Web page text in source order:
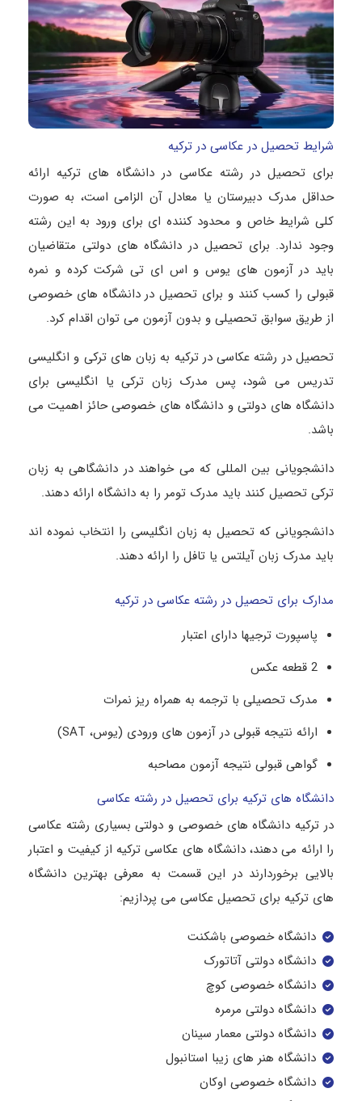
شرایط تحصیل در عکاسی در ترکیه
برای تحصیل در رشته عکاسی در دانشگاه های ترکیه ارائه
حداقل مدرک دبیرستان یا معادل آن الزامی است، به صورت
کلی شرایط خاص و محدود کننده ای برای ورود به این رشته
وجود ندارد. برای تحصیل در دانشگاه های دولتی متقاضیان
باید در آزمون های یوس و اس ای تی شرکت کرده و نمره
قبولی را کسب کنند و برای تحصیل در دانشگاه های خصوصی
از طریق سوابق تحصیلی و بدون آزمون می توان اقدام کرد.
تحصیل در رشته عکاسی در ترکیه به زبان های ترکی و انگلیسی
تدریس می شود، پس مدرک زبان ترکی یا انگلیسی برای
دانشگاه های دولتی و دانشگاه های خصوصی حائز اهمیت می
باشد.
دانشجویانی بین المللی که می خواهند در دانشگاهی به زبان
ترکی تحصیل کنند باید مدرک تومر را به دانشگاه ارائه دهند.
دانشجویانی که تحصیل به زبان انگلیسی را انتخاب نموده اند
باید مدرک زبان آیلتس یا تافل را ارائه دهند.
مدارک برای تحصیل در رشته عکاسی در ترکیه
پاسپورت ترجیها دارای اعتبار
2 قطعه عکس
مدرک تحصیلی با ترجمه به همراه ریز نمرات
ارائه نتیجه قبولی در آزمون های ورودی (یوس، SAT)
گواهی قبولی نتیجه آزمون مصاحبه
دانشگاه های ترکیه برای تحصیل در رشته عکاسی
در ترکیه دانشگاه های خصوصی و دولتی بسیاری رشته عکاسی
را ارائه می دهند، دانشگاه های عکاسی ترکیه از کیفیت و اعتبار
بالایی برخوردارند در این قسمت به معرفی بهترین دانشگاه
های ترکیه برای تحصیل عکاسی می پردازیم:
دانشگاه خصوصی باشکنت
دانشگاه دولتی آتاتورک
دانشگاه خصوصی کوچ
دانشگاه دولتی مرمره
دانشگاه دولتی معمار سینان
دانشگاه هنر های زیبا استانبول
دانشگاه خصوصی اوکان